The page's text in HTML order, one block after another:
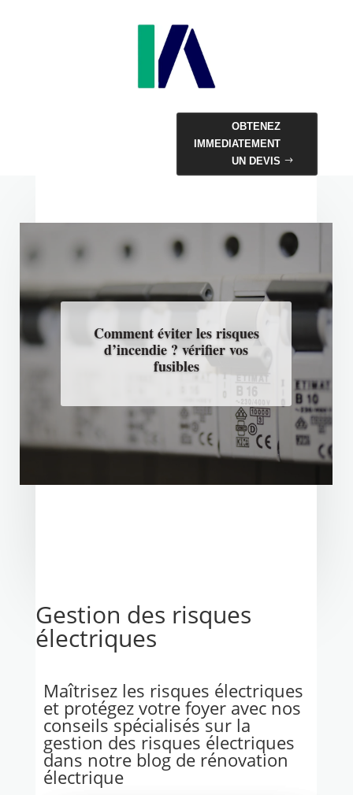
OBTENEZ
IMMEDIATEMENT
UN DEVIS
Comment éviter les risques
d’incendie ? vérifier vos
fusibles
Gestion des risques
électriques
Maîtrisez les risques électriques
et protégez votre foyer avec nos
conseils spécialisés sur la
gestion des risques électriques
dans notre blog de rénovation
électrique